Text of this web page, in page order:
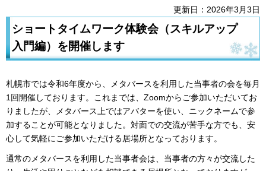
更新日：2026年3月3日
ショートタイムワーク体験会（スキルアップ
入門編）を開催します
札幌市では令和6年度から、メタバースを利用した当事者の会を毎月
1回開催しております。これまでは、Zoomからご参加いただいてお
りましたが、メタバース上ではアバターを使い、ニックネームで参
加することが可能となりました。対面での交流が苦手な方でも、安
心して気軽にご参加いただける居場所となっております。
通常のメタバースを利用した当事者会は、当事者の方々が交流した